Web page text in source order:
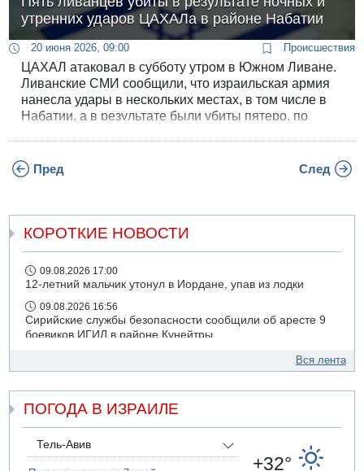
утренних ударов ЦАХАЛа в районе Набатии
20 июня 2026, 09:00 Происшествия
ЦАХАЛ атаковал в субботу утром в Южном Ливане.
Ливанские СМИ сообщили, что израильская армия
нанесла удары в нескольких местах, в том числе в
Набатии, а в результате были убиты пятеро, по
Пред След
КОРОТКИЕ НОВОСТИ
09.08.2026 17:00
12-летний мальчик утонул в Иордане, упав из лодки
09.08.2026 16:56
Сирийские службы безопасности сообщили об аресте 9
боевиков ИГИЛ в районе Кунейтры
Прогноз погоды: с понедельника усиление жары в
09.08.2026 15:49
Хуситы сообщили об ударе дроном по саудовскому НПЗ
09.08.2026 14:43
Вся лента
ПОГОДА В ИЗРАИЛЕ
Тель-Авив
+32°